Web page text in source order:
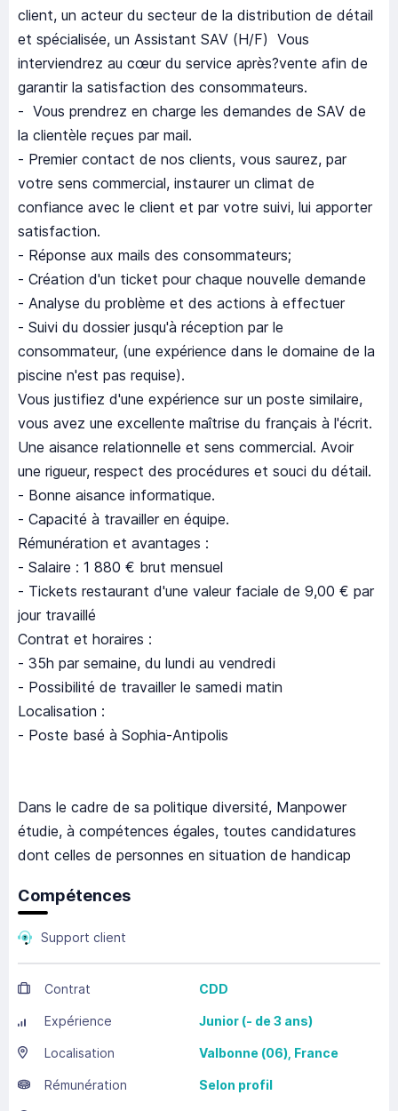
client, un acteur du secteur de la distribution de détail
et spécialisée, un Assistant SAV (H/F) Vous
interviendrez au cœur du service après?vente afin de
garantir la satisfaction des consommateurs.
- Vous prendrez en charge les demandes de SAV de
la clientèle reçues par mail.
- Premier contact de nos clients, vous saurez, par
votre sens commercial, instaurer un climat de
confiance avec le client et par votre suivi, lui apporter
satisfaction.
- Réponse aux mails des consommateurs;
- Création d'un ticket pour chaque nouvelle demande
- Analyse du problème et des actions à effectuer
- Suivi du dossier jusqu'à réception par le
consommateur, (une expérience dans le domaine de la
piscine n'est pas requise).
Vous justifiez d'une expérience sur un poste similaire,
vous avez une excellente maîtrise du français à l'écrit.
Une aisance relationnelle et sens commercial. Avoir
une rigueur, respect des procédures et souci du détail.
- Bonne aisance informatique.
- Capacité à travailler en équipe.
Rémunération et avantages :
- Salaire : 1 880 € brut mensuel
- Tickets restaurant d'une valeur faciale de 9,00 € par
jour travaillé
Contrat et horaires :
- 35h par semaine, du lundi au vendredi
- Possibilité de travailler le samedi matin
Localisation :
- Poste basé à Sophia-Antipolis
Dans le cadre de sa politique diversité, Manpower
étudie, à compétences égales, toutes candidatures
dont celles de personnes en situation de handicap
Compétences
Support client
Contrat CDD
Expérience Junior (- de 3 ans)
Localisation Valbonne (06), France
Rémunération Selon profil